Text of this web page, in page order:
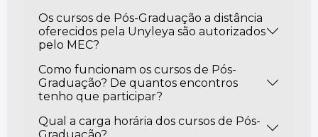
Os cursos de Pós-Graduação a distância
oferecidos pela Unyleya são autorizados
pelo MEC?
Como funcionam os cursos de Pós-
Graduação? De quantos encontros
tenho que participar?
Qual a carga horária dos cursos de Pós-
Graduação?